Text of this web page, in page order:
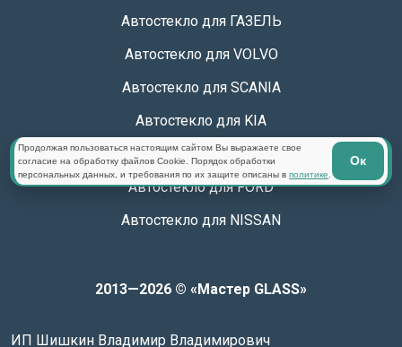
Автостекло для ГАЗЕЛЬ
Автостекло для VOLVO
Автостекло для SCANIA
Автостекло для KIA
Автостекло для TOYOTA
Автостекло для FORD
Автостекло для NISSAN
2013—2026 © «Мастер GLASS»
ИП Шишкин Владимир Владимирович
Продолжая пользоваться настоящим сайтом Вы выражаете свое
согласие на обработку файлов Cookie. Порядок обработки
персональных данных, и требования по их защите описаны вполитике
Ок